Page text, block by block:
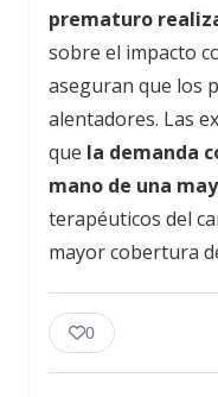
prematuro
sobre el impacto
aseguran que los
alentadores. Las
que la demanda
mano de una
terapéuticos del
mayor cobertura
0